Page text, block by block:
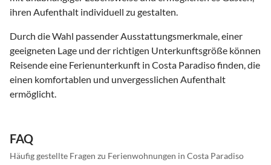
ihren Aufenthalt individuell zu gestalten.
Durch die Wahl passender Ausstattungsmerkmale, einer
geeigneten Lage und der richtigen Unterkunftsgröße können
Reisende eine Ferienunterkunft in Costa Paradiso finden, die
einen komfortablen und unvergesslichen Aufenthalt
ermöglicht.
FAQ
Häufig gestellte Fragen zu Ferienwohnungen in Costa Paradiso